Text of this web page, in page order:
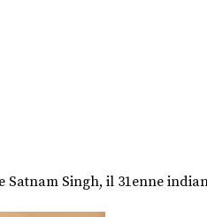
Singh, il 31enne